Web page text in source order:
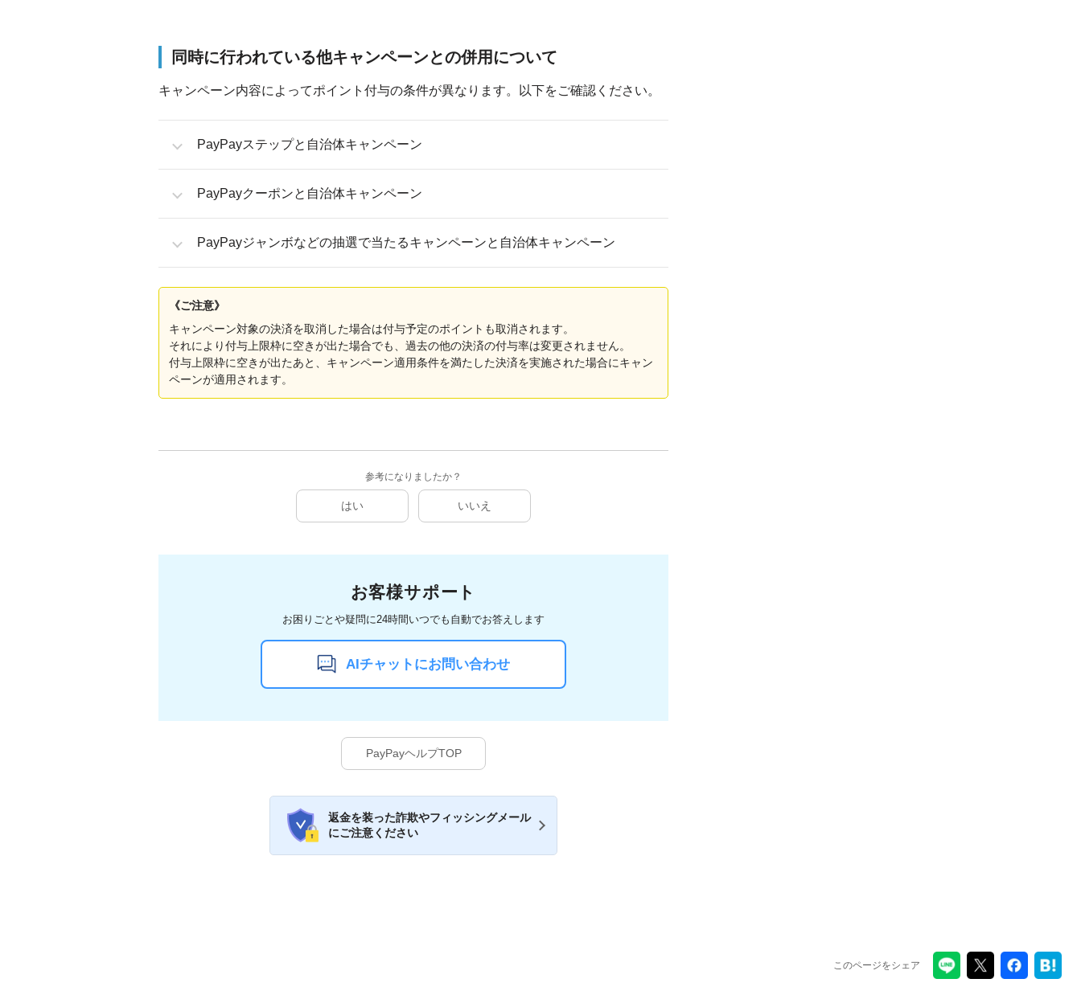
同時に行われている他キャンペーンとの併用について
キャンペーン内容によってポイント付与の条件が異なります。以下をご確認ください。
PayPayステップと自治体キャンペーン
PayPayクーポンと自治体キャンペーン
PayPayジャンボなどの抽選で当たるキャンペーンと自治体キャンペーン
《ご注意》
キャンペーン対象の決済を取消した場合は付与予定のポイントも取消されます。
それにより付与上限枠に空きが出た場合でも、過去の他の決済の付与率は変更されません。
付与上限枠に空きが出たあと、キャンペーン適用条件を満たした決済を実施された場合にキャン
ペーンが適用されます。
参考になりましたか？
はい いいえ
お客様サポート
お困りごとや疑問に 24時間いつでも自動でお答えします
AIチャットにお問い合わせ
PayPayヘルプTOP
返金を装った詐欺やフィッシングメール
にご注意ください
このページをシェア